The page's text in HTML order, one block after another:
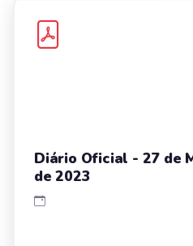
Diário Oficial - 27 de
de 2023